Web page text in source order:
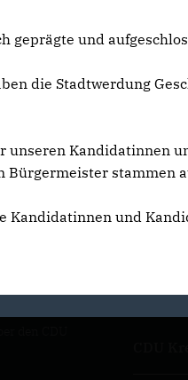
geprägte und
die Stadtwerdung
unseren Kandidatinnen
Bürgermeister
Kandidatinnen und